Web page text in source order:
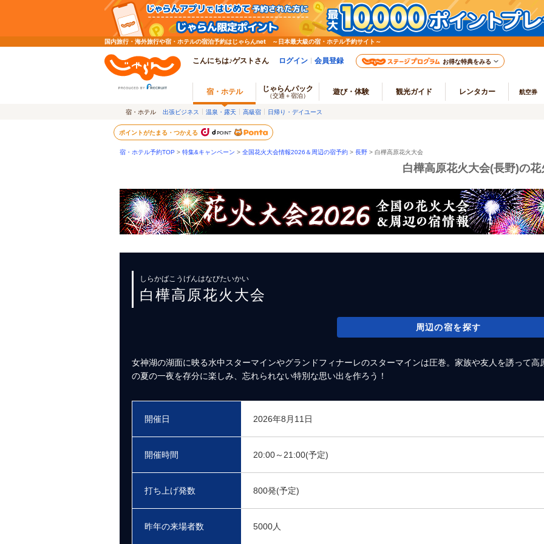
国内旅行・海外旅行や宿・ホテルの宿泊予約はじゃらんnet ～日本最大級の宿・ホテル予約サイト～
こんにちは♪ゲストさん ログイン 会員登録 お得な特典をみる
宿・ホテル じゃらんパック
（交通＋宿泊） 遊び・体験 観光ガイド レンタカー 航空券
宿・ホテル 出張ビジネス 温泉・露天 高級宿 日帰り・デイユース
ポイントがたまる・つかえる
宿・ホテル予約TOP > 特集&キャンペーン > 全国花火大会情報2026＆周辺の宿予約 > 長野 > 白樺高原花火大会
白樺高原花火大会(長野)の
しらかばこうげんはなびたいかい
白樺高原花火大会
周辺の宿を探す
女神湖の湖面に映る水中スターマインやグランドフィナーレのスターマインは圧巻。家族や友人を誘って高
の夏の一夜を存分に楽しみ、忘れられない特別な思い出を作ろう！
開催日 2026年8月11日
開催時間 20:00～21:00(予定)
打ち上げ発数 800発(予定)
昨年の来場者数 5000人